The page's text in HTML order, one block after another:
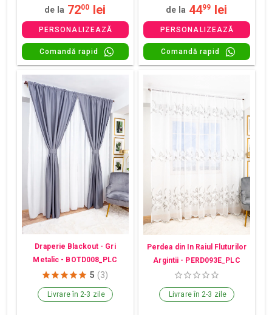
de la 7200 lei
PERSONALIZEAZĂ
Comandă rapid
de la 4499 lei
PERSONALIZEAZĂ
Comandă rapid
Draperie Blackout - Gri
Metalic - BOTD008_PLC
5 (3)
Livrare în 2-3 zile
Perdea din In Raiul Fluturilor
Argintii - PERD093E_PLC
Livrare în 2-3 zile